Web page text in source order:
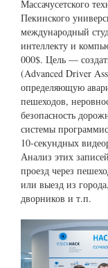
Массачусетского
Пекинского
международный
интеллекту и
000$. Цель —
(Advanced Driver
определяющую
пешеходов,
безопасность
системы
10-секундных
Анализ этих
проезд через
или выезд из
дворников и т.п.